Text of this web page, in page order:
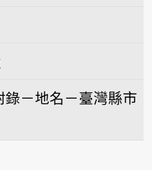
－地名－臺灣縣市